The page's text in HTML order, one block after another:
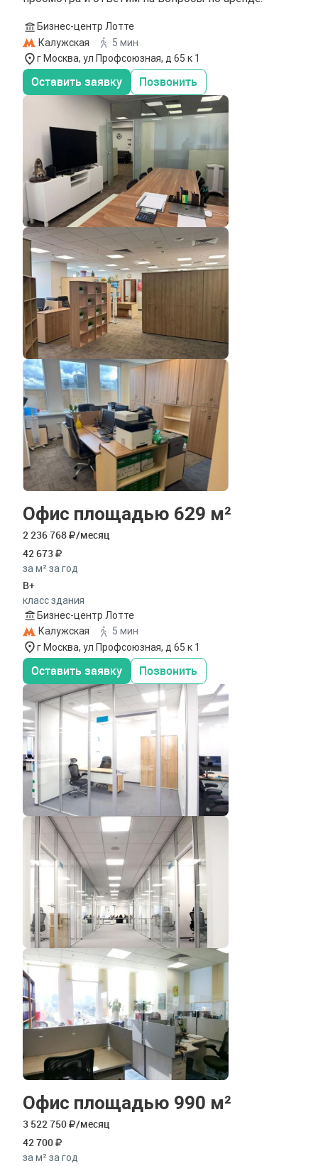
Бизнес-центр Лотте
Калужская
5 мин
г Москва, ул Профсоюзная, д 65 к 1
Оставить заявку Позвонить
Офис площадью 629 м²
2 236 768
/месяц
42 673
за м² за год
B+
класс здания
Бизнес-центр Лотте
Калужская
5 мин
г Москва, ул Профсоюзная, д 65 к 1
Оставить заявку Позвонить
Офис площадью 990 м²
3 522 750
/месяц
42 700
за м² за год